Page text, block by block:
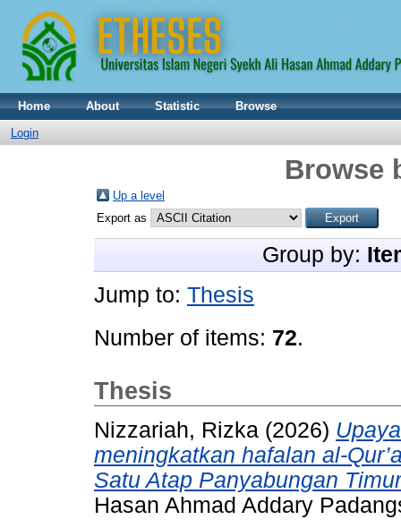
Home About Statistic
Browse
Login
Browse
Up a level
Export as
Group by:
Jump to: Thesis
Number of items: 72.
Thesis
Nizzariah, Rizka (2026)
meningkatkan hafalan al-
Satu Atap Panyabungan
Hasan Ahmad Addary